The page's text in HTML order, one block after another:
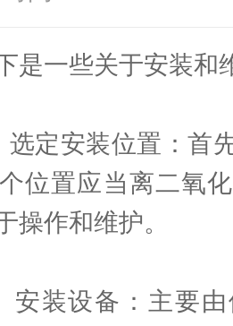
一些关于安装和
安装位置：首先
位置应当离二氧
操作和维护。
设备：主要由